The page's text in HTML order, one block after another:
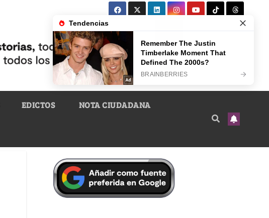
EDICTOS NOTA CIUDADANA